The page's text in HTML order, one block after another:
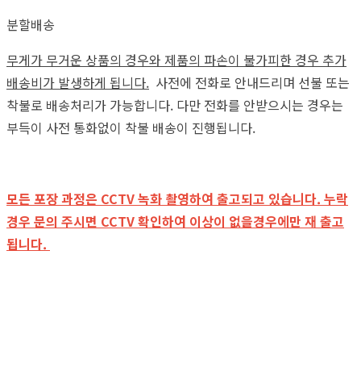
분할배송
무게가 무거운 상품의 경우와 제품의 파손이 불가피한 경우 추가
배송비가 발생하게 됩니다. 사전에 전화로 안내드리며 선불 또는
착불로 배송처리가 가능합니다. 다만 전화를 안받으시는 경우는
부득이 사전 통화없이 착불 배송이 진행됩니다.
모든 포장 과정은 CCTV 녹화 촬영하여 출고되고 있습니다. 누락
경우 문의 주시면 CCTV 확인하여 이상이 없을경우에만 재 출고
됩니다.